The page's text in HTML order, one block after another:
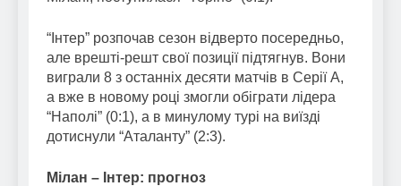
“Інтер” розпочав сезон відверто посередньо,
але врешті-решт свої позиції підтягнув. Вони
виграли 8 з останніх десяти матчів в Серії А,
а вже в новому році змогли обіграти лідера
“Наполі” (0:1), а в минулому турі на виїзді
дотиснули “Аталанту” (2:3).
Мілан – Інтер: прогноз